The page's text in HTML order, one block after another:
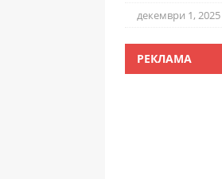
декември 1, 2025
РЕКЛАМА